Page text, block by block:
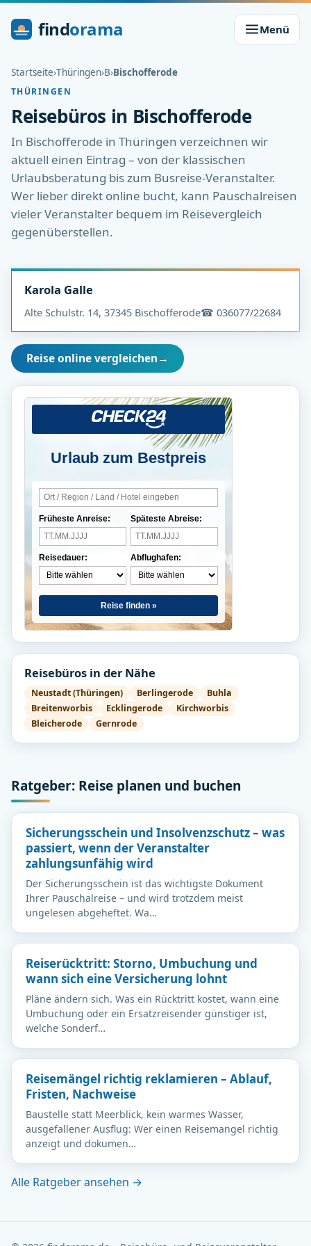
findorama Menü
Startseite›Thüringen›B›Bischofferode
THÜRINGEN
Reisebüros in Bischofferode
In Bischofferode in Thüringen verzeichnen wir
aktuell einen Eintrag – von der klassischen
Urlaubsberatung bis zum Busreise-Veranstalter.
Wer lieber direkt online bucht, kann Pauschalreisen
vieler Veranstalter bequem im Reisevergleich
gegenüberstellen.
Karola Galle
Alte Schulstr. 14, 37345 Bischofferode☎ 036077/22684
Reise online vergleichen→
Urlaub zum Bestpreis
Früheste Anreise:
Reisedauer:
Späteste Abreise:
Abflughafen:
Reise finden »
Reisebüros in der Nähe
Neustadt (Thüringen) Berlingerode
Buhla
Breitenworbis
Ecklingerode
Kirchworbis
Bleicherode
Gernrode
Ratgeber: Reise planen und buchen
Sicherungsschein und Insolvenzschutz – was
passiert, wenn der Veranstalter
zahlungsunfähig wird
Der Sicherungsschein ist das wichtigste Dokument
Ihrer Pauschalreise – und wird trotzdem meist
ungelesen abgeheftet. Wa…
Reiserücktritt: Storno, Umbuchung und
wann sich eine Versicherung lohnt
Pläne ändern sich. Was ein Rücktritt kostet, wann eine
Umbuchung oder ein Ersatzreisender günstiger ist,
welche Sonderf…
Reisemängel richtig reklamieren – Ablauf,
Fristen, Nachweise
Baustelle statt Meerblick, kein warmes Wasser,
ausgefallener Ausflug: Wer einen Reisemangel richtig
anzeigt und dokumen…
Alle Ratgeber ansehen →